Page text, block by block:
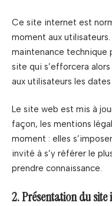
Ce site internet est
moment aux
maintenance
site qui s’efforcera
aux utilisateurs les
Le site web est mis à
façon, les mentions
moment : elles
invité à s’y référer le
prendre connaissance.
2. Présentation du site